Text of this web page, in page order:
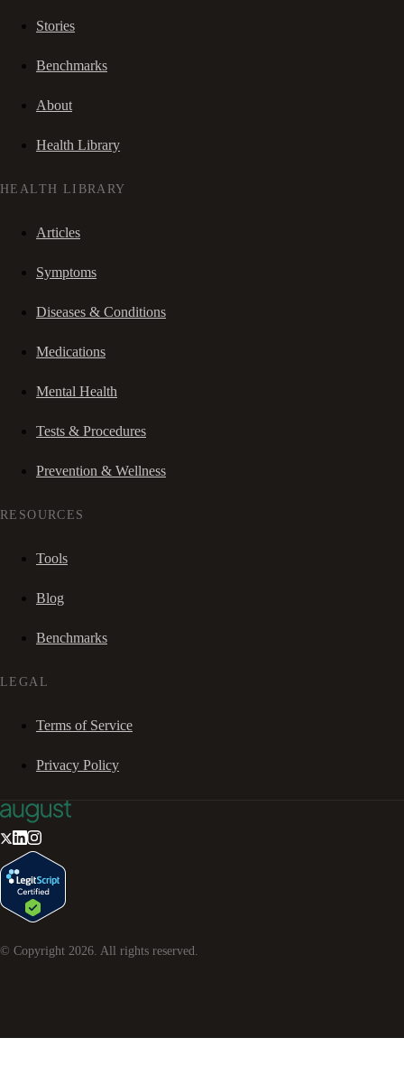
Stories
Benchmarks
About
Health Library
HEALTH LIBRARY
Articles
Symptoms
Diseases & Conditions
Medications
Mental Health
Tests & Procedures
Prevention & Wellness
RESOURCES
Tools
Blog
Benchmarks
LEGAL
Terms of Service
Privacy Policy
© Copyright 2026 . All rights reserved.